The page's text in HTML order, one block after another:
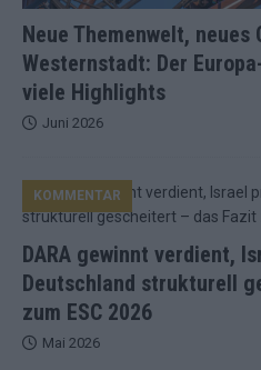
Neue Themenwelt, neues
Westernstadt: Der
viele Highlights
Juni 2026
DARA gewinnt verdient,
Deutschland strukturell
zum ESC 2026
KOMMENTAR
Mai 2026